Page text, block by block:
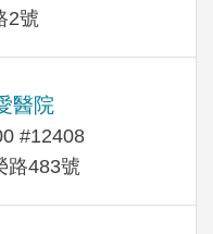
2號
醫院
#12408
路483號